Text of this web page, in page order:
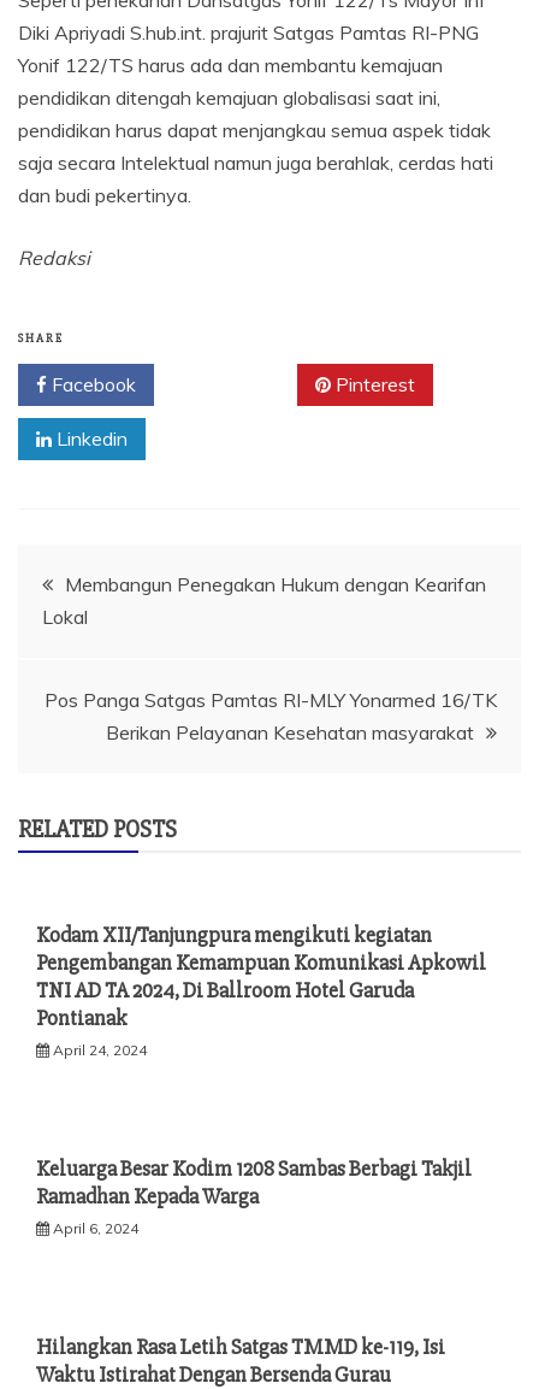
Diki Apriyadi S.hub.int. prajurit Satgas Pamtas RI-PNG
Yonif 122/TS harus ada dan membantu kemajuan
pendidikan ditengah kemajuan globalisasi saat ini,
pendidikan harus dapat menjangkau semua aspek tidak
saja secara Intelektual namun juga berahlak, cerdas hati
dan budi pekertinya.
Redaksi
SHARE
Facebook Pinterest
Linkedin
Navigasi
pos
Membangun Penegakan Hukum dengan Kearifan
Lokal
Pos Panga Satgas Pamtas RI-MLY Yonarmed 16/TK
Berikan Pelayanan Kesehatan masyarakat
RELATED POSTS
Kodam XII/Tanjungpura mengikuti kegiatan
Pengembangan Kemampuan Komunikasi Apkowil
TNI AD TA 2024, Di Ballroom Hotel Garuda
Pontianak
April 24, 2024
Keluarga Besar Kodim 1208 Sambas Berbagi Takjil
Ramadhan Kepada Warga
April 6, 2024
Hilangkan Rasa Letih Satgas TMMD ke-119, Isi
Waktu Istirahat Dengan Bersenda Gurau